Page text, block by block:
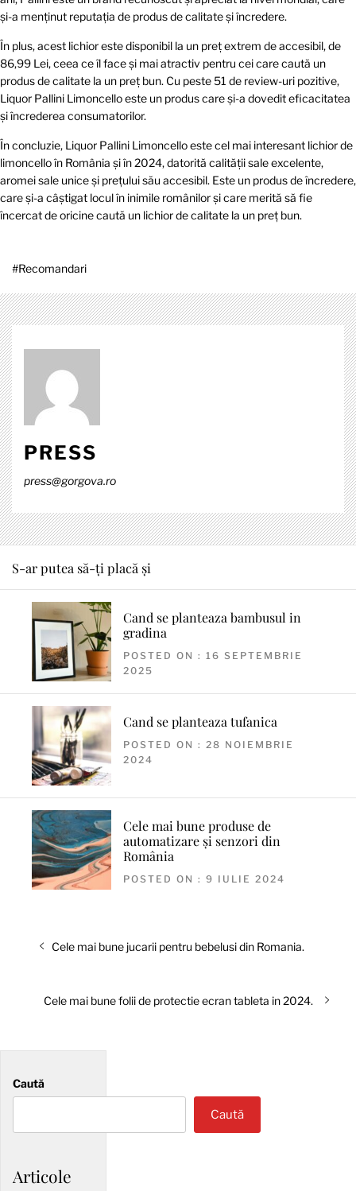
și-a menținut reputația de produs de calitate și încredere.
În plus, acest lichior este disponibil la un preț extrem de accesibil, de
86,99 Lei, ceea ce îl face și mai atractiv pentru cei care caută un
produs de calitate la un preț bun. Cu peste 51 de review-uri pozitive,
Liquor Pallini Limoncello este un produs care și-a dovedit eficacitatea
și încrederea consumatorilor.
În concluzie, Liquor Pallini Limoncello este cel mai interesant lichior de
limoncello în România și în 2024, datorită calității sale excelente,
aromei sale unice și prețului său accesibil. Este un produs de încredere,
care și-a câștigat locul în inimile românilor și care merită să fie
încercat de oricine caută un lichior de calitate la un preț bun.
#Recomandari
PRESS
press@gorgova.ro
S-ar putea să-ți placă și
Cand se planteaza bambusul in
gradina
POSTED ON : 16 SEPTEMBRIE
2025
Cand se planteaza tufanica
POSTED ON : 28 NOIEMBRIE
2024
Cele mai bune produse de
automatizare și senzori din
România
POSTED ON : 9 IULIE 2024
Articolul
Cele mai bune jucarii pentru bebelusi din Romania.
Articolul
Cele mai bune folii de protectie ecran tableta in 2024.
Caută
Caută
Articole